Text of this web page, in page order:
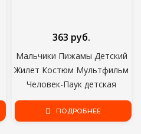
Мальчики Пижамы Детский
Жилет Костюм Мультфильм
Человек-Паук детская
Одежда Детские Шорты
Пижамы набор Девочек
363 руб.
ПОДРОБНЕЕ